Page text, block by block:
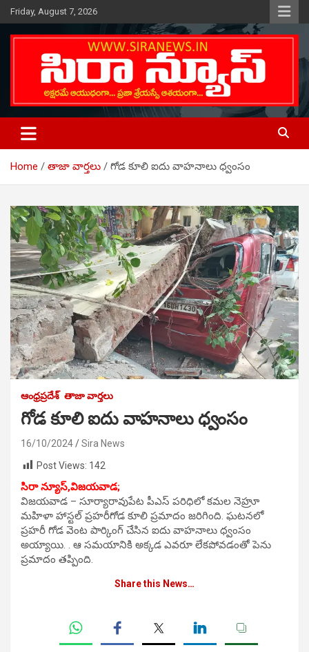
Skip
to
content
Friday, August 7, 2026
SIRA NEWS
Telugu Online News Daily
Home తాజా వార్తలు గోడ కూలి ఐదు వాహనాలు ధ్వంసం
ఆంధ్రప్రదేశ్ తాజా వార్తలు
గోడ కూలి ఐదు వాహనాలు ధ్వంసం
16/10/2024
Sira News
Post Views: 142
సిరా న్యూస్,విజయవాడ;
విజయవాడ – సూర్యారావుపేట పీఎస్ పరిధిలో కమల నెహ్రూ
మహిళా హాస్టల్ ప్రహరీగోడ కూలి ప్రమాదం జరిగింది. ఘటనలో
ప్రహరీ గోడ వెంట పార్కింగ్ చేసిన ఐదు వాహనాలు ధ్వంసం
అయ్యాయి. . ఆ సమయానికి అక్కడ ఎవరూ లేకపోవడంతో పెను
ప్రమాదం తప్పింది.
Share this News…